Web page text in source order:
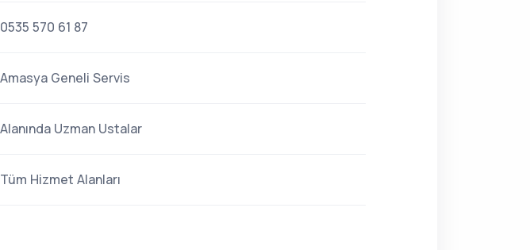
0535 570 61 87
Amasya Geneli Servis
Alanında Uzman Ustalar
Tüm Hizmet Alanları